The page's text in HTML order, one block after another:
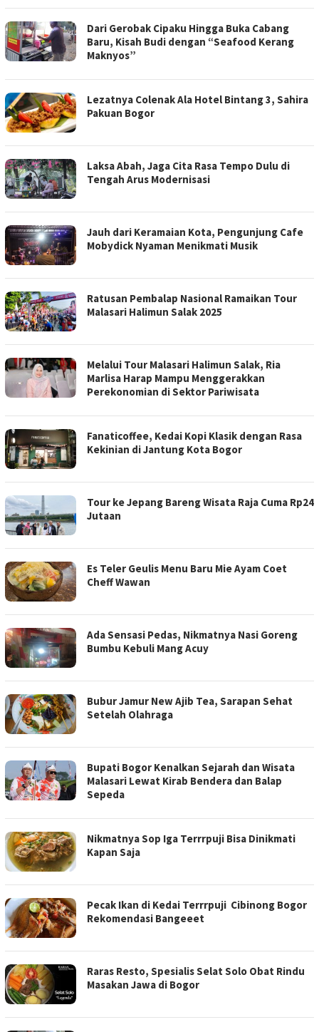
Dari Gerobak Cipaku Hingga Buka Cabang
Baru, Kisah Budi dengan “Seafood Kerang
Maknyos”
Lezatnya Colenak Ala Hotel Bintang 3, Sahira
Pakuan Bogor
Laksa Abah, Jaga Cita Rasa Tempo Dulu di
Tengah Arus Modernisasi
Jauh dari Keramaian Kota, Pengunjung Cafe
Mobydick Nyaman Menikmati Musik
Ratusan Pembalap Nasional Ramaikan Tour
Malasari Halimun Salak 2025
Melalui Tour Malasari Halimun Salak, Ria
Marlisa Harap Mampu Menggerakkan
Perekonomian di Sektor Pariwisata
Fanaticoffee, Kedai Kopi Klasik dengan Rasa
Kekinian di Jantung Kota Bogor
Tour ke Jepang Bareng Wisata Raja Cuma Rp24
Jutaan
Es Teler Geulis Menu Baru Mie Ayam Coet
Cheff Wawan
Ada Sensasi Pedas, Nikmatnya Nasi Goreng
Bumbu Kebuli Mang Acuy
Bubur Jamur New Ajib Tea, Sarapan Sehat
Setelah Olahraga
Bupati Bogor Kenalkan Sejarah dan Wisata
Malasari Lewat Kirab Bendera dan Balap
Sepeda
Nikmatnya Sop Iga Terrrpuji Bisa Dinikmati
Kapan Saja
Pecak Ikan di Kedai Terrrpuji Cibinong Bogor
Rekomendasi Bangeeet
Raras Resto, Spesialis Selat Solo Obat Rindu
Masakan Jawa di Bogor